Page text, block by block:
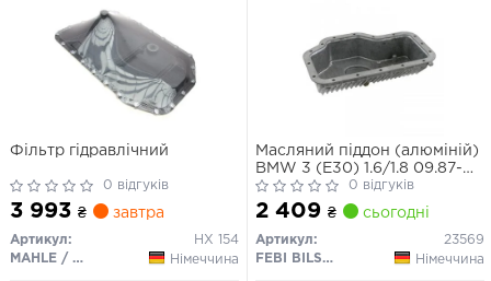
Фільтр гідравлічний
0 відгуків
3 993 ₴ завтра
Артикул:
HX 154
MAHLE / KNECHT
Німеччина
Масляний піддон (алюміній)
BMW 3 (E30) 1.6/1.8 09.87-
06.94
0 відгуків
2 409 ₴ сьогодні
Артикул:
23569
FEBI BILSTEIN
Німеччина